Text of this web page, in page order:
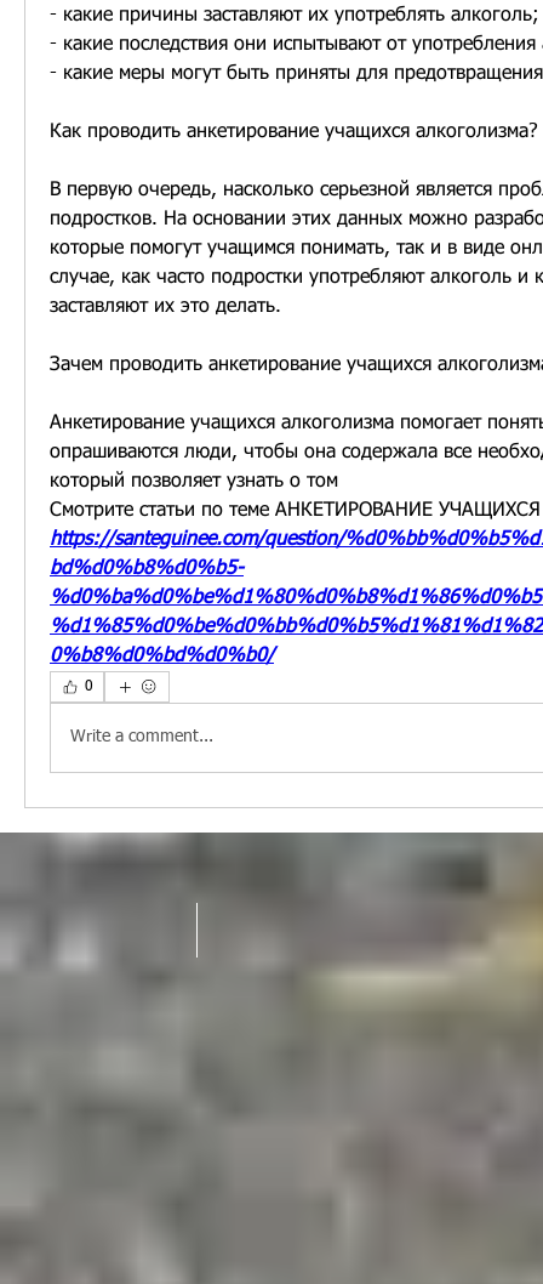
- какие причины заставляют их употреблять алкоголь;
- какие последствия они испытывают от употребления
- какие меры могут быть приняты для
Как проводить анкетирование учащихся алкоголизма?
В первую очередь, насколько серьезной является
подростков. На основании этих данных можно
которые помогут учащимся понимать, так и в виде
случае, как часто подростки употребляют алкоголь и
заставляют их это делать.
Зачем проводить анкетирование учащихся
Анкетирование учащихся алкоголизма помогает
опрашиваются люди, чтобы она содержала все
который позволяет узнать о том
Смотрите статьи по теме АНКЕТИРОВАНИЕ
https://santeguinee.com/question/
bd%d0%b8%d0%b5-
0%b8%d0%bd%d0%b0/
0
Write a comment...